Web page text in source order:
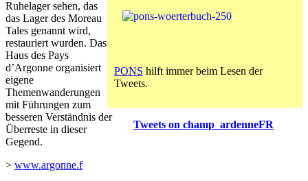
PONS hilft immer beim Lesen der
Tweets.
Tweets on champ_ardenneFR
Ruhelager sehen, das
das Lager des Moreau
Tales genannt wird,
restauriert wurden. Das
Haus des Pays
d’Argonne organisiert
eigene
Themenwanderungen
mit Führungen zum
besseren Verständnis der
Überreste in dieser
Gegend.
> www.argonne.f